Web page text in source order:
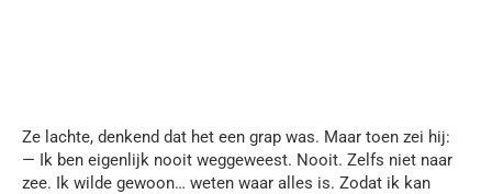
Ze lachte, denkend dat het een grap was. Maar toen zei hij:
— Ik ben eigenlijk nooit weggeweest. Nooit. Zelfs niet naar
zee. Ik wilde gewoon… weten waar alles is. Zodat ik kan